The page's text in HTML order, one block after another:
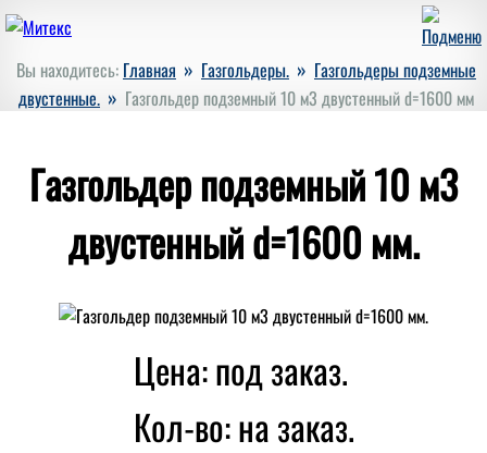
Вы находитесь: Главная » Газгольдеры. » Газгольдеры подземные
двустенные. » Газгольдер подземный 10 м3 двустенный d=1600 мм
Газгольдер подземный 10 м3
двустенный d=1600 мм.
Цена: под заказ.
Кол-во:на заказ.